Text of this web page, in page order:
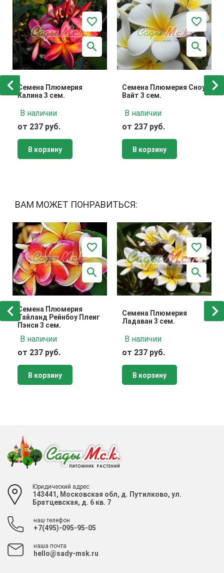
Семена Плюмерия
Калина 3 сем.
В наличии
от 237 руб.
В корзину
Семена Плюмерия Сноу
Вайт 3 сем.
В наличии
от 237 руб.
В корзину
ВАМ МОЖЕТ ПОНРАВИТЬСЯ:
Семена Плюмерия
Тайланд Рейнбоу Плеиг
Пэнси 3 сем.
В наличии
от 237 руб.
В корзину
Семена Плюмерия
Ладаван 3 сем.
В наличии
от 237 руб.
В корзину
Юридический адрес:
143441, Московская обл, д. Путилково, ул.
Братцевская, д. 6 кв. 7
наш телефон
+7(495)-095-95-05
наша почта
hello@sady-msk.ru